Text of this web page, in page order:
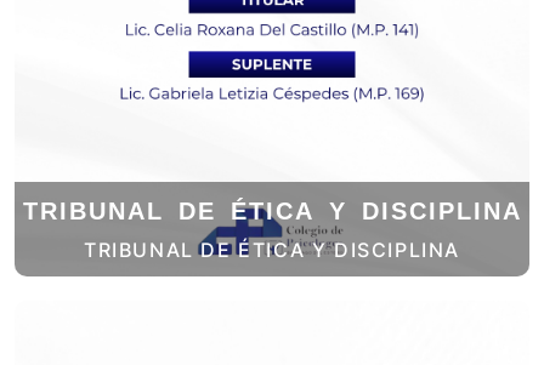
TRIBUNAL DE ÉTICA Y DISCIPLINA
TRIBUNAL DE ÉTICA Y DISCIPLINA